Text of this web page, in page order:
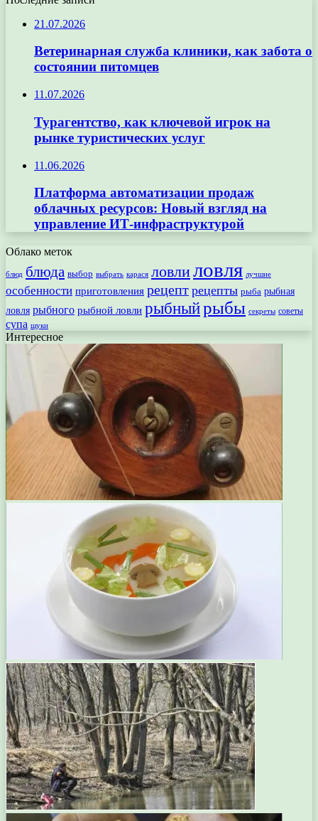
21.07.2026
Ветеринарная служба клиники, как забота о
состоянии питомцев
11.07.2026
Турагентство, как ключевой игрок на
рынке туристических услуг
11.06.2026
Платформа автоматизации продаж
облачных ресурсов: Новый взгляд на
управление ИТ-инфраструктурой
Облако меток
блюд блюда выбор выбрать карася ловлиловля лучшие
особенности приготовления рецепт рецепты рыба рыбная
ловля рыбного рыбной ловли рыбныйрыбы секреты советы
супа щуки
Интересное